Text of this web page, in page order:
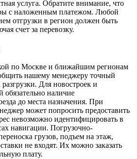
услуга. Обратите внимание, что
с наложенным платежом. Любой
отгрузки в регион должен быть
счет за перевозку.
по Москве и ближайшим регионам
нашему менеджеру точный
Для новостроек и
обязательно наличие
до места назначения. При
может попросить предоставить
невозможно идентифицировать в
навигации. Погрузочно-
грузов, подъем на этаж,
не входят. Их можно заказать
плату.